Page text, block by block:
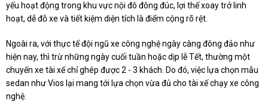
yếu hoạt động trong khu vực nội đô đông đúc, lợi thế xoay trở linh
hoạt, dễ đỗ xe và tiết kiệm diện tích là điểm cộng rõ rệt.
Ngoài ra, với thực tế đội ngũ xe công nghệ ngày càng đông đảo như
hiện nay, thì trừ những ngày cuối tuần hoặc dịp lễ Tết, thường một
chuyến xe tài xế chỉ ghép được 2 - 3 khách. Do đó, việc lựa chọn mẫu
sedan như Vios lại mang tới lựa chọn vừa đủ cho tài xế chạy xe công
nghệ.